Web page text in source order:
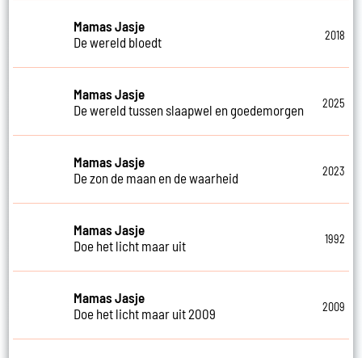
Mamas Jasje
De wereld bloedt
2018
Mamas Jasje
De wereld tussen slaapwel en goedemorgen
2025
Mamas Jasje
De zon de maan en de waarheid
2023
Mamas Jasje
Doe het licht maar uit
1992
Mamas Jasje
Doe het licht maar uit 2009
2009